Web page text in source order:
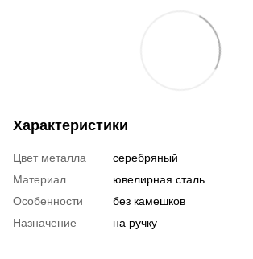
Характеристики
Цвет металла
серебряный
Материал
ювелирная сталь
Особенности
без камешков
Назначение
на ручку